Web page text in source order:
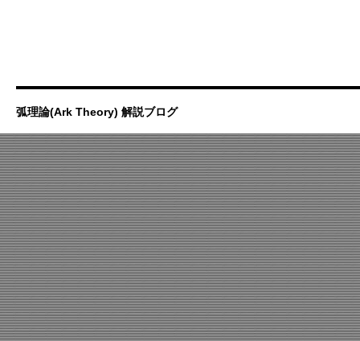
弧理論(Ark Theory) 解説ブログ